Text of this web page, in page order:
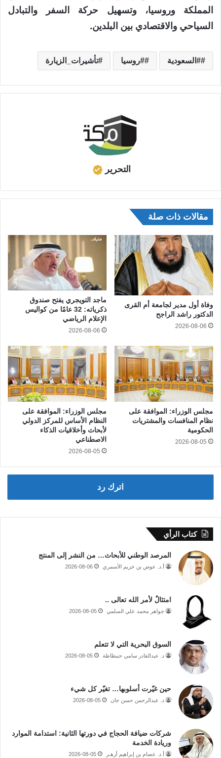
المملكة وروسيا، وتسهيل حركة السفر والتبادل
السياحي والاقتصادي بين البلدين.
#السعودية #روسيا تأشيرات_الزيارة
التحرير
مقالات ذات صلة
وفاة أول مدير لجامعة أم القرى
الدكتور راشد الراجح
2026-08-06
ماجد التويجري يفتح صندوق
ذكرياته: 32 عامًا من كواليس
الإعلام الرياضي
2026-08-06
مجلس الوزراء‬⁩: الموافقة على
نظام المنافسات والمشتريات
الحكومية
2026-08-05
‏⁧‫مجلس الوزراء‬⁩: الموافقة على
النظام الأساس للمركز الدولي
لأبحاث وأخلاقيات الذكاء
الاصطناعي
2026-08-05
اترك رد
كتاب الرأي
المرصد الوطني للأبحاث… من النشر إلى المنتج
أ.د. عوض بن خزيم الأسمري 2026-08-06
امتثالٌ لأمر الله تعالى ..
جواهر محمد علي السلمي 2026-08-05
السوق البحرية التي لا تتعلم
د. عبدالقادر سامي حنبظاظة 2026-08-05
حين غيّرت أسلوبها… تغيّر كل شيء
د. عبدالرحمن حسن جان 2026-08-05
شركات ضيافة الحجاج في دورتها الثانية: استدامة الموارد
وريادة الخدمة
أ.د. عصام بن إبراهيم أزهـر 2026-08-05